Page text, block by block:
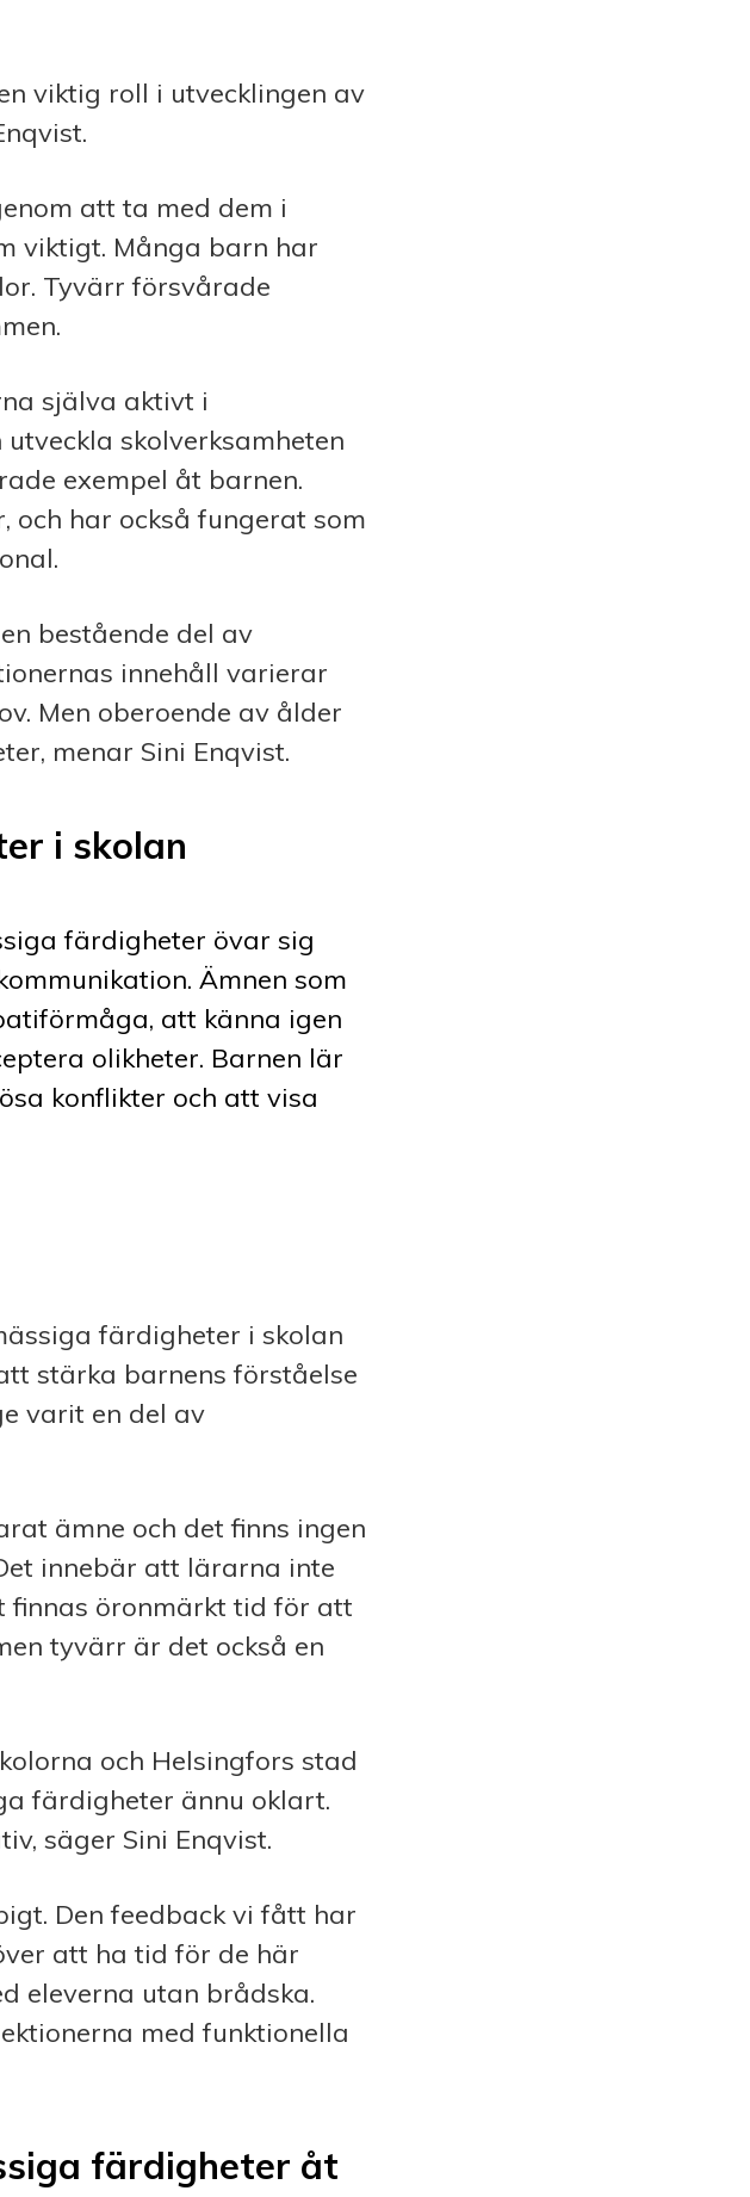
viktig roll i utvecklingen av
att ta med dem i
viktigt. Många barn har
Tyvärr försvårade
själva aktivt i
skolverksamheten
exempel åt barnen.
och har också fungerat som
bestående del av
innehåll varierar
Men oberoende av ålder
menar Sini Enqvist.
i skolan
färdigheter övar sig
Ämnen som
att känna igen
olikheter. Barnen lär
konflikter och att visa
färdigheter i skolan
stärka barnens förståelse
varit en del av
ämne och det finns ingen
innebär att lärarna inte
finnas öronmärkt tid för att
tyvärr är det också en
och Helsingfors stad
färdigheter ännu oklart.
säger Sini Enqvist.
Den feedback vi fått har
att ha tid för de här
eleverna utan brådska.
med funktionella
färdigheter åt